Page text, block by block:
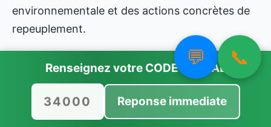
environnementale et des actions concrètes de
repeuplement.
💬 📞
Renseignez votre CODE POSTAL
Reponse immediate